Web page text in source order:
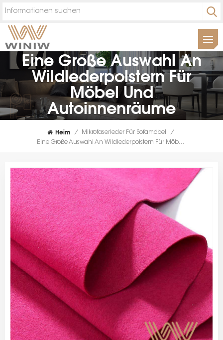
Eine Große Auswahl An
Wildlederpolstern Für
Möbel Und
Autoinnenräume
Heim / Mikrofaserleder Für Sofamöbel
/
Eine Große Auswahl An Wildlederpolstern Für Möbel Und Autoinnenräume